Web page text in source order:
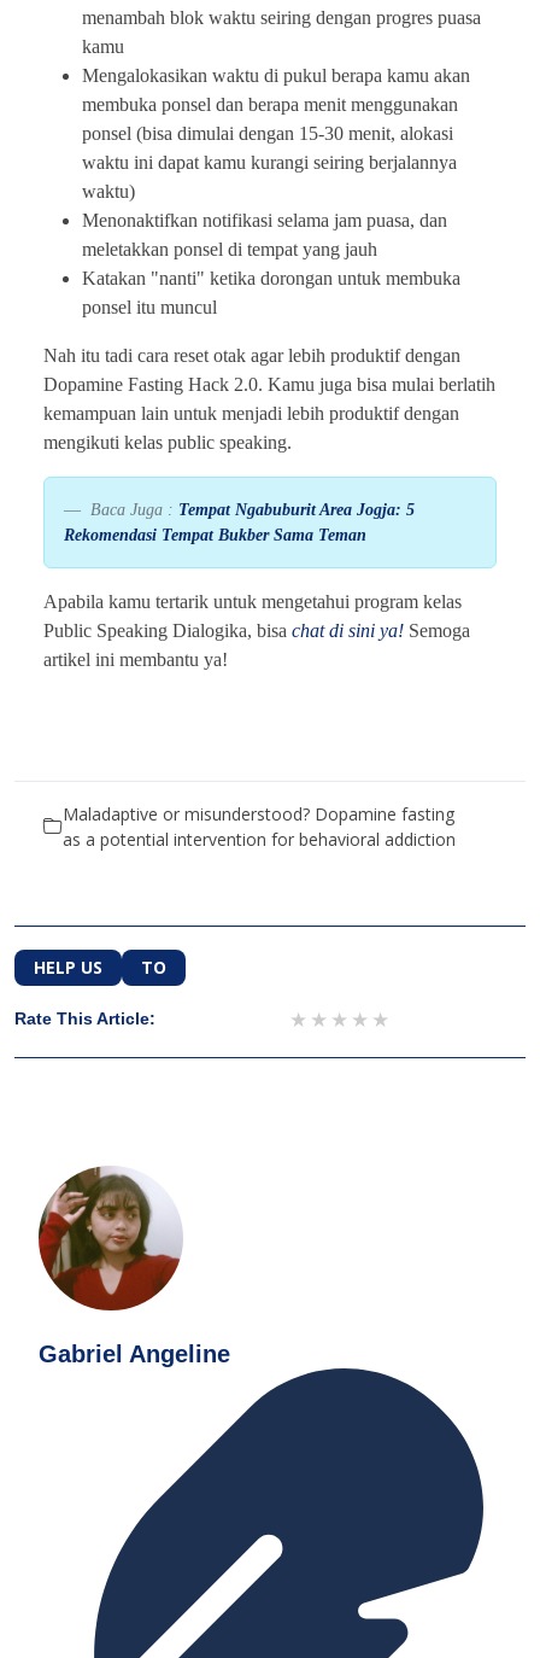
menambah blok waktu seiring dengan progres puasa
kamu
Mengalokasikan waktu di pukul berapa kamu akan
membuka ponsel dan berapa menit menggunakan
ponsel (bisa dimulai dengan 15-30 menit, alokasi
waktu ini dapat kamu kurangi seiring berjalannya
waktu)
Menonaktifkan notifikasi selama jam puasa, dan
meletakkan ponsel di tempat yang jauh
Katakan "nanti" ketika dorongan untuk membuka
ponsel itu muncul
Nah itu tadi cara reset otak agar lebih produktif dengan
Dopamine Fasting Hack 2.0. Kamu juga bisa mulai berlatih
kemampuan lain untuk menjadi lebih produktif dengan
mengikuti kelas public speaking.
Baca Juga : Tempat Ngabuburit Area Jogja: 5
Rekomendasi Tempat Bukber Sama Teman
Apabila kamu tertarik untuk mengetahui program kelas
Public Speaking Dialogika, bisa chat di sini ya! Semoga
artikel ini membantu ya!
Maladaptive or misunderstood? Dopamine fasting
as a potential intervention for behavioral addiction
HELP US TO
Rate This Article: 4 stars
3 stars
2 stars
1 star
Gabriel Angeline